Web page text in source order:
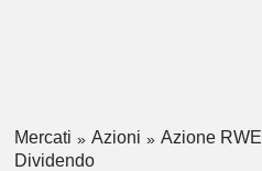
Mercati Azioni Azione RWE
Dividendo